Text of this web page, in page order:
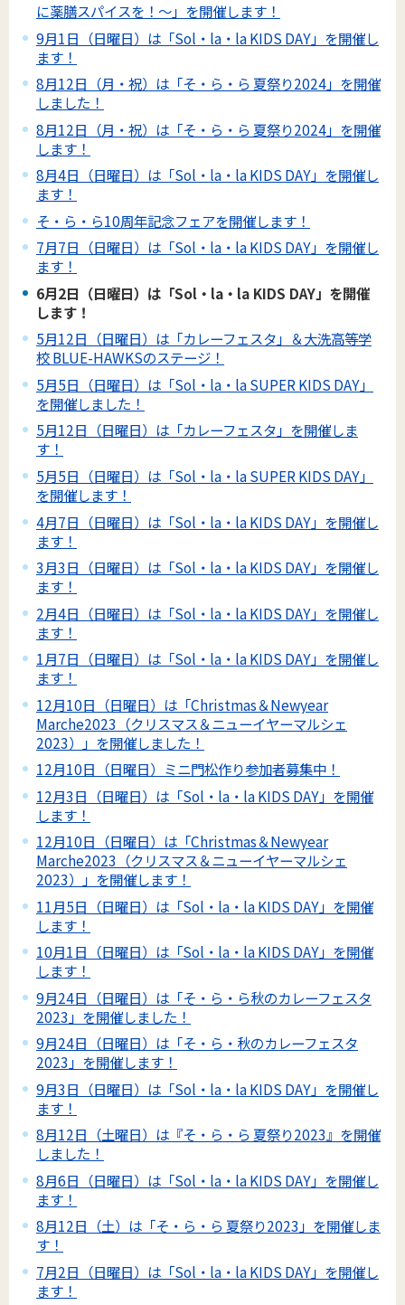
に薬膳スパイスを！～」を開催します！
9月1日（日曜日）は「Sol・la・la KIDS DAY」を開催し
ます！
8月12日（月・祝）は「そ・ら・ら 夏祭り2024」を開催
しました！
8月12日（月・祝）は「そ・ら・ら 夏祭り2024」を開催
します！
8月4日（日曜日）は「Sol・la・la KIDS DAY」を開催し
ます！
そ・ら・ら10周年記念フェアを開催します！
7月7日（日曜日）は「Sol・la・la KIDS DAY」を開催し
ます！
6月2日（日曜日）は「Sol・la・la KIDS DAY」を開催
します！
5月12日（日曜日）は「カレーフェスタ」＆大洗高等学
校 BLUE-HAWKSのステージ！
5月5日（日曜日）は「Sol・la・la SUPER KIDS DAY」
を開催しました！
5月12日（日曜日）は「カレーフェスタ」を開催しま
す！
5月5日（日曜日）は「Sol・la・la SUPER KIDS DAY」
を開催します！
4月7日（日曜日）は「Sol・la・la KIDS DAY」を開催し
ます！
3月3日（日曜日）は「Sol・la・la KIDS DAY」を開催し
ます！
2月4日（日曜日）は「Sol・la・la KIDS DAY」を開催し
ます！
1月7日（日曜日）は「Sol・la・la KIDS DAY」を開催し
ます！
12月10日（日曜日）は「Christmas＆Newyear
Marche2023（クリスマス＆ニューイヤーマルシェ
2023）」を開催しました！
12月10日（日曜日）ミニ門松作り参加者募集中！
12月3日（日曜日）は「Sol・la・la KIDS DAY」を開催
します！
12月10日（日曜日）は「Christmas＆Newyear
Marche2023（クリスマス＆ニューイヤーマルシェ
2023）」を開催します！
11月5日（日曜日）は「Sol・la・la KIDS DAY」を開催
します！
10月1日（日曜日）は「Sol・la・la KIDS DAY」を開催
します！
9月24日（日曜日）は「そ・ら・ら秋のカレーフェスタ
2023」を開催しました！
9月24日（日曜日）は「そ・ら・秋のカレーフェスタ
2023」を開催します！
9月3日（日曜日）は「Sol・la・la KIDS DAY」を開催し
ます！
8月12日（土曜日）は『そ・ら・ら 夏祭り2023』を開催
しました！
8月6日（日曜日）は「Sol・la・la KIDS DAY」を開催し
ます！
8月12日（土）は「そ・ら・ら 夏祭り2023」を開催しま
す！
7月2日（日曜日）は「Sol・la・la KIDS DAY」を開催し
ます！